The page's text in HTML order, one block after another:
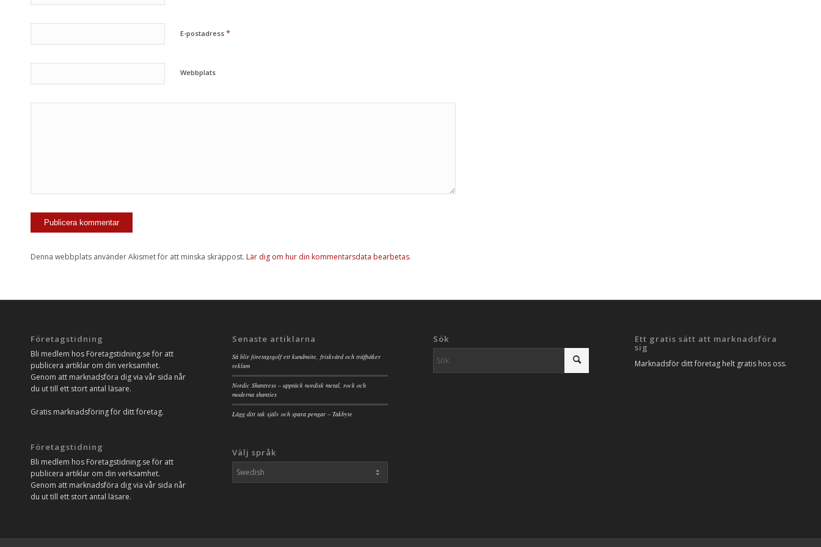
E-postadress *
Webbplats
Denna webbplats använder Akismet för att minska skräppost. Lär dig om hur din kommentarsdata bearbetas.
Företagstidning
Bli medlem hos Företagstidning.se för att
publicera artiklar om din verksamhet.
Genom att marknadsföra dig via vår sida når
du ut till ett stort antal läsare.
Gratis marknadsföring för ditt företag.
Företagstidning
Bli medlem hos Företagstidning.se för att
publicera artiklar om din verksamhet.
Genom att marknadsföra dig via vår sida når
du ut till ett stort antal läsare.
Senaste artiklarna
Så blir företagsgolf ett kundmöte, friskvård och träffsäker
reklam
Nordic Shantress – upptäck nordisk metal, rock och
moderna shanties
Lägg ditt tak själv och spara pengar – Takbyte
Välj språk
Sök Ett gratis sätt att marknadsföra
sig
Marknadsför ditt företag helt gratis hos oss.